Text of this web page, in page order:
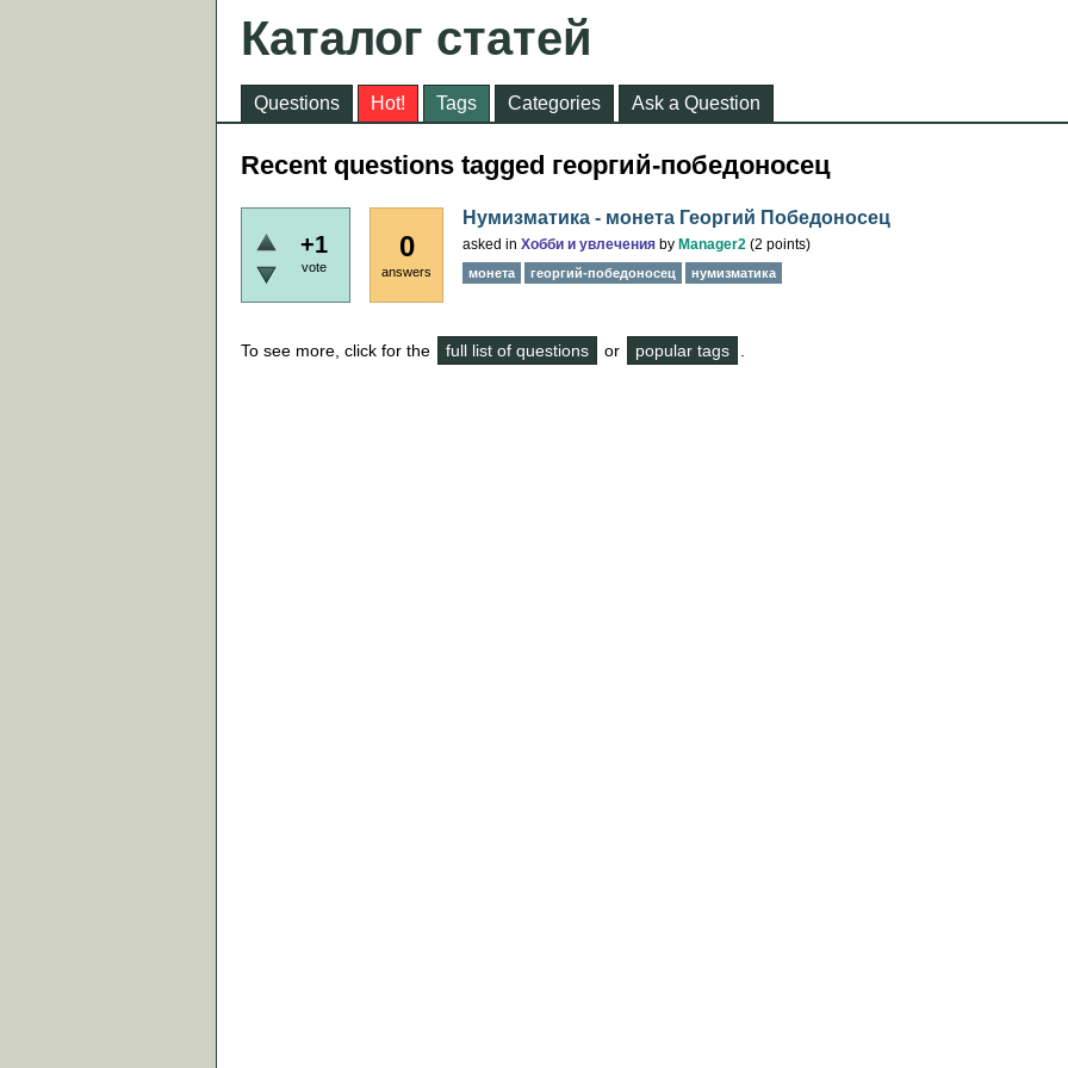
Каталог статей
Questions Hot! Tags Categories Ask a Question
Recent questions tagged георгий-победоносец
+1
vote
0
answers
Нумизматика - монета Георгий Победоносец
asked in Хобби и увлечения by Manager2 (2 points)
монета георгий-победоносец нумизматика
To see more, click for the full list of questions or popular tags